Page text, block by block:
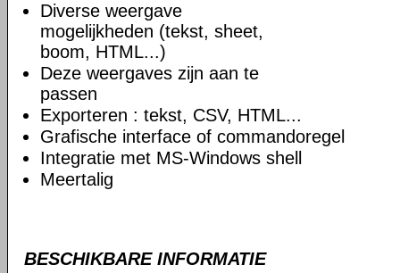
Diverse weergave
mogelijkheden (tekst, sheet,
boom, HTML...)
Deze weergaves zijn aan te
passen
Exporteren : tekst, CSV, HTML...
Grafische interface of commandoregel
Integratie met MS-Windows shell
Meertalig
BESCHIKBARE INFORMATIE